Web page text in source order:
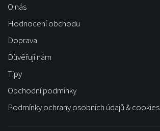
O nás
Hodnocení obchodu
Doprava
Důvěřují nám
Tipy
Obchodní podmínky
Podmínky ochrany osobních údajů & cookies